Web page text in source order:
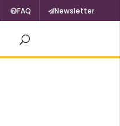
FAQ Newsletter